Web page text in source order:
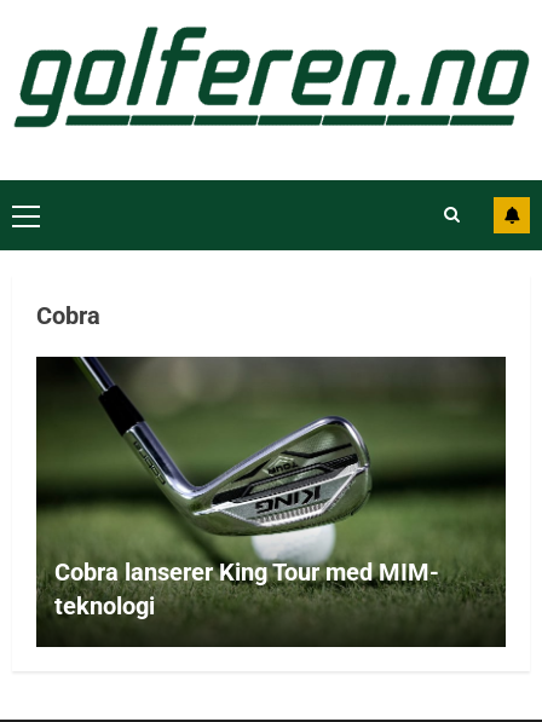
Cobra
Cobra lanserer King Tour med MIM-
teknologi